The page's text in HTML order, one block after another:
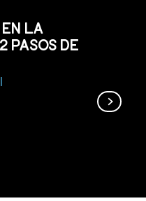
en la
pasos de
artes